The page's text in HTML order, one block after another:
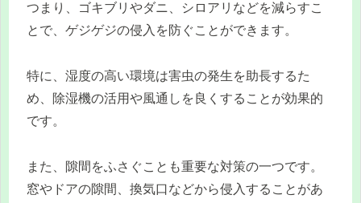
つまり、ゴキブリやダニ、シロアリなどを減らすこ
とで、ゲジゲジの侵入を防ぐことができます。
特に、湿度の高い環境は害虫の発生を助長するた
め、除湿機の活用や風通しを良くすることが効果的
です。
また、隙間をふさぐことも重要な対策の一つです。
窓やドアの隙間、換気口などから侵入することがあ